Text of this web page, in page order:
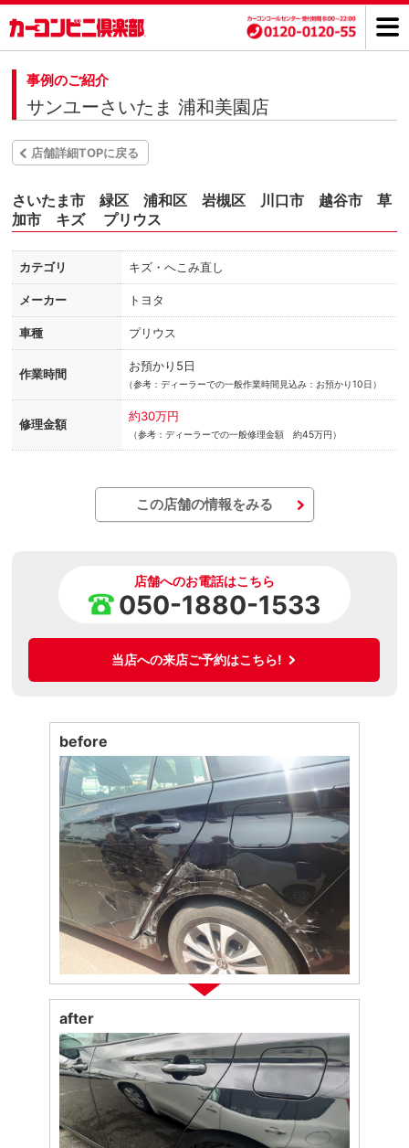
事例のご紹介
サンユーさいたま 浦和美園店
店舗詳細TOPに戻る
さいたま市 緑区 浦和区 岩槻区 川口市 越谷市 草
加市 キズ プリウス
カテゴリ キズ・へこみ直し
メーカー トヨタ
車種 プリウス
作業時間
お預かり5日
（参考：ディーラーでの一般作業時間見込み：お預かり10日）
修理金額
約30万円
（参考：ディーラーでの一般修理金額 約45万円）
この店舗の情報をみる
店舗へのお電話はこちら
050-1880-1533
当店への来店ご予約はこちら!
before
after